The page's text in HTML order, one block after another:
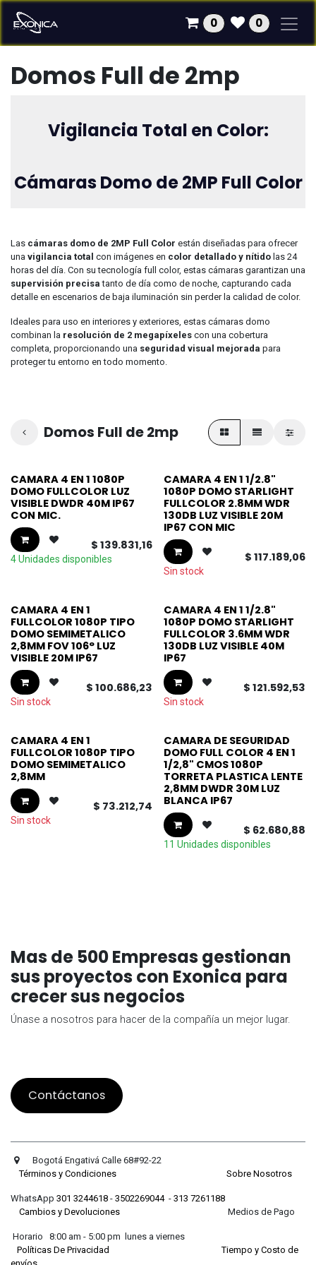
Ir al contenido
0 0
Domos Full de 2mp
Vigilancia Total en Color:
Cámaras Domo de 2MP Full Color
Las cámaras domo de 2MP Full Color están diseñadas para ofrecer
una vigilancia total con imágenes en color detallado y nítido las 24
horas del día. Con su tecnología full color, estas cámaras garantizan una
supervisión precisa tanto de día como de noche, capturando cada
detalle en escenarios de baja iluminación sin perder la calidad de color.
Ideales para uso en interiores y exteriores, estas cámaras domo
combinan la resolución de 2 megapíxeles con una cobertura
completa, proporcionando una seguridad visual mejorada para
proteger tu entorno en todo momento.
Domos Full de 2mp
CAMARA 4 EN 1 1080P
DOMO FULLCOLOR LUZ
VISIBLE DWDR 40M IP67
CON MIC.
$ 139.831,16
4 Unidades disponibles
CAMARA 4 EN 1 1/2.8"
1080P DOMO STARLIGHT
FULLCOLOR 2.8MM WDR
130DB LUZ VISIBLE 20M
IP67 CON MIC
$ 117.189,06
Sin stock
CAMARA 4 EN 1
FULLCOLOR 1080P TIPO
DOMO SEMIMETALICO
2,8MM FOV 106° LUZ
VISIBLE 20M IP67
$ 100.686,23
Sin stock
CAMARA 4 EN 1 1/2.8"
1080P DOMO STARLIGHT
FULLCOLOR 3.6MM WDR
130DB LUZ VISIBLE 40M
IP67
$ 121.592,53
Sin stock
CAMARA 4 EN 1
FULLCOLOR 1080P TIPO
DOMO SEMIMETALICO
2,8MM
$ 73.212,74
Sin stock
CAMARA DE SEGURIDAD
DOMO FULL COLOR 4 EN 1
1/2,8" CMOS 1080P
TORRETA PLASTICA LENTE
2,8MM DWDR 30M LUZ
BLANCA IP67
$ 62.680,88
11 Unidades disponibles
Mas de 500 Empresas gestionan
sus proyectos con Exonica para
crecer sus negocios
Únase a nosotros para hacer de la compañía un mejor lugar.
Contáctanos
Bogotá Engativá Calle 68#92-22
Términos y Condiciones
Sobre Nosotros
WhatsApp 301 3244618 - 3502269044- 313 7261188
Cambios y Devoluciones Medios de Pago
Horario 8:00 am - 5:00 pm lunes a viernes
Políticas De Privacidad
Tiempo y Costo de